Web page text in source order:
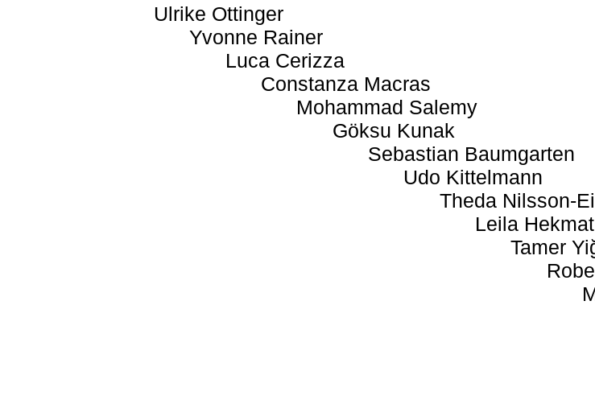
Ulrike Ottinger
Yvonne Rainer
Luca Cerizza
Constanza Macras
Mohammad Salemy
Göksu Kunak
Sebastian Baumgarten
Udo Kittelmann
Theda Nilsson-
Leila Hekmat
Tamer